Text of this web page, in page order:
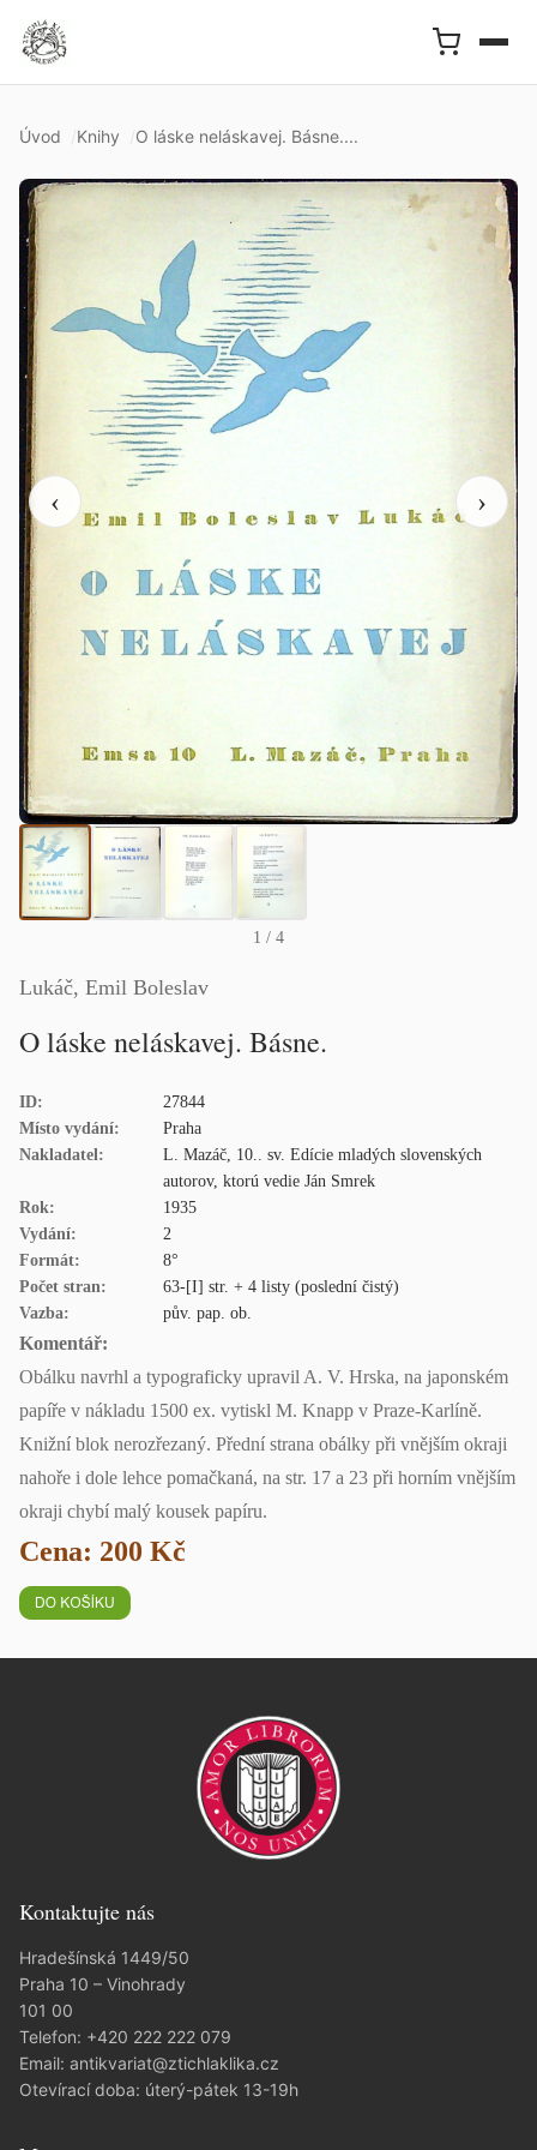
Úvod Knihy O láske neláskavej. Básne....
‹ ›
1 / 4
Lukáč, Emil Boleslav
O láske neláskavej. Básne.
ID:
27844
Místo vydání:
Praha
Nakladatel:
L. Mazáč, 10.. sv. Edície mladých slovenských
autorov, ktorú vedie Ján Smrek
Rok:
1935
Vydání:
2
Formát:
8°
Počet stran:
63-[I] str. + 4 listy (poslední čistý)
Vazba:
pův. pap. ob.
Komentář:
Obálku navrhl a typograficky upravil A. V. Hrska, na japonském
papíře v nákladu 1500 ex. vytiskl M. Knapp v Praze-Karlíně.
Knižní blok nerozřezaný. Přední strana obálky při vnějším okraji
nahoře i dole lehce pomačkaná, na str. 17 a 23 při horním vnějším
okraji chybí malý kousek papíru.
Cena: 200 Kč
Kontaktujte nás
Hradešínská 1449/50
Praha 10 – Vinohrady
101 00
Telefon: +420 222 222 079
Email: antikvariat@ztichlaklika.cz
Otevírací doba: úterý-pátek 13-19h